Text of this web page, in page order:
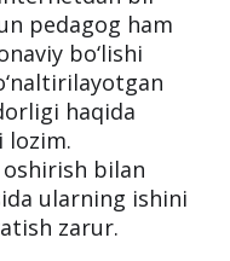
pedagog ham
bo‘lishi
haqida
lozim.
bilan
ularning ishini
zarur.